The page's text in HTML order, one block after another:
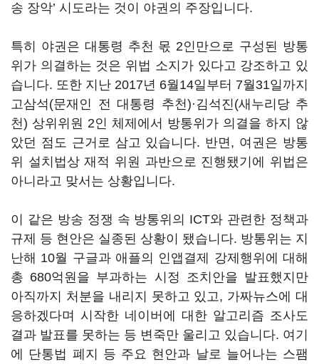
송 장악’ 시도라는 것이 야권의 주장입니다.
특히 야권은 대통령 추천 몫 2인만으로 구성된 방통
위가 의결하는 것은 위법 소지가 있다고 강조하고 있
습니다. 또한 지난 2017년 6월 14일부터 7월 31일까지
고삼석(문재인 전 대통령 추천)·김석진(새누리당 추
천) 상위위원 2인 체제에서 방통위가 의결을 하지 않
았던 점도 근거로 삼고 있습니다. 반면, 여권은 방통
위 설치법상 재적 위원 과반으로 진행됐기에 위법은
아니라고 맞서는 상황입니다.
이 같은 방송 정쟁 속 방통위의 ICT와 관련한 정책과
규제 등 현안은 실종된 상황이 됐습니다. 방통위는 지
난해 10월 구글과 애플의 인앱결제 강제행위에 대해
총 680억원을 부과하는 시정 조치안을 발표했지만
아직까지 처분을 내리지 못하고 있고, 가짜뉴스에 대
응하겠다며 시작한 네이버에 대한 알고리즘 조사도
결과 발표를 못하는 등 변죽만 울리고 있습니다. 여기
에 단통법 폐지 등 주요 현안과 날로 늘어나는 스팸